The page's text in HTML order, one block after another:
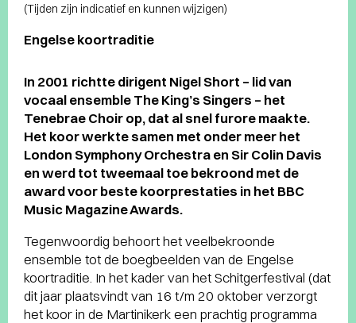
(Tijden zijn indicatief en kunnen wijzigen)
Engelse koortraditie
In 2001 richtte dirigent Nigel Short – lid van
vocaal ensemble The King’s Singers – het
Tenebrae Choir op, dat al snel furore maakte.
Het koor werkte samen met onder meer het
London Symphony Orchestra en Sir Colin Davis
en werd tot tweemaal toe bekroond met de
award voor beste koorprestaties in het BBC
Music Magazine Awards.
Tegenwoordig behoort het veelbekroonde
ensemble tot de boegbeelden van de Engelse
koortraditie. In het kader van het Schitgerfestival (dat
dit jaar plaatsvindt van 16 t/m 20 oktober verzorgt
het koor in de Martinikerk een prachtig programma